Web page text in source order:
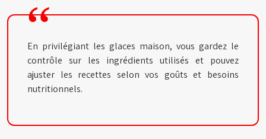
En privilégiant les glaces maison, vous gardez le
contrôle sur les ingrédients utilisés et pouvez
ajuster les recettes selon vos goûts et besoins
nutritionnels.